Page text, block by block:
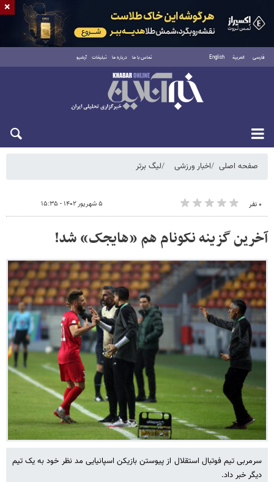
فارسی العربية English تماس با ما درباره ما تبلیغات آرشیو
شنبه ۱۷ مرداد ۱۴۰۵
صفحه اصلی اخبار ورزشی لیگ برتر
۰ نفر ۵ شهریور ۱۴۰۲ - ۱۵:۳۵
آخرین گزینه نکونام هم «هایجک» شد!
سرمربی تیم فوتبال استقلال از پیوستن بازیکن اسپانیایی مد نظر خود به یک تیم
دیگر خبر داد.
×